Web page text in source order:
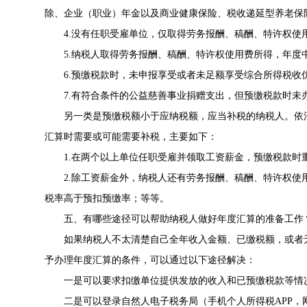
除、企业（职业）年金以及商业健康保险、税收递延型养老
4.没有任职受雇单位，仅取得劳务报酬、稿酬、特许权
5.纳税人取得劳务报酬、稿酬、特许权使用费所得，年
6.预缴税款时，未申报享受或者未足额享受综合所得税
7.有符合条件的公益慈善事业捐赠支出，但预缴税款时未
另一类是预缴税额小于应纳税额，应当补税的纳税人。
汇算时需要或可能需要补税，主要如下：
1.在两个以上单位任职受雇并领取工资薪金，预缴税款时
2.除工资薪金外，纳税人还有劳务报酬、稿酬、特许权
税率高于预扣预缴率；等等。
五、有哪些途径可以帮助纳税人做好年度汇算的准备工作
如果纳税人不太清楚自己全年收入金额、已缴税额，或
予办理年度汇算的条件，可以通过以下途径解决：
一是可以要求扣缴单位提供发放的收入和已预缴税款等
二是可以登录自然人电子税务局（手机个人所得税APP，